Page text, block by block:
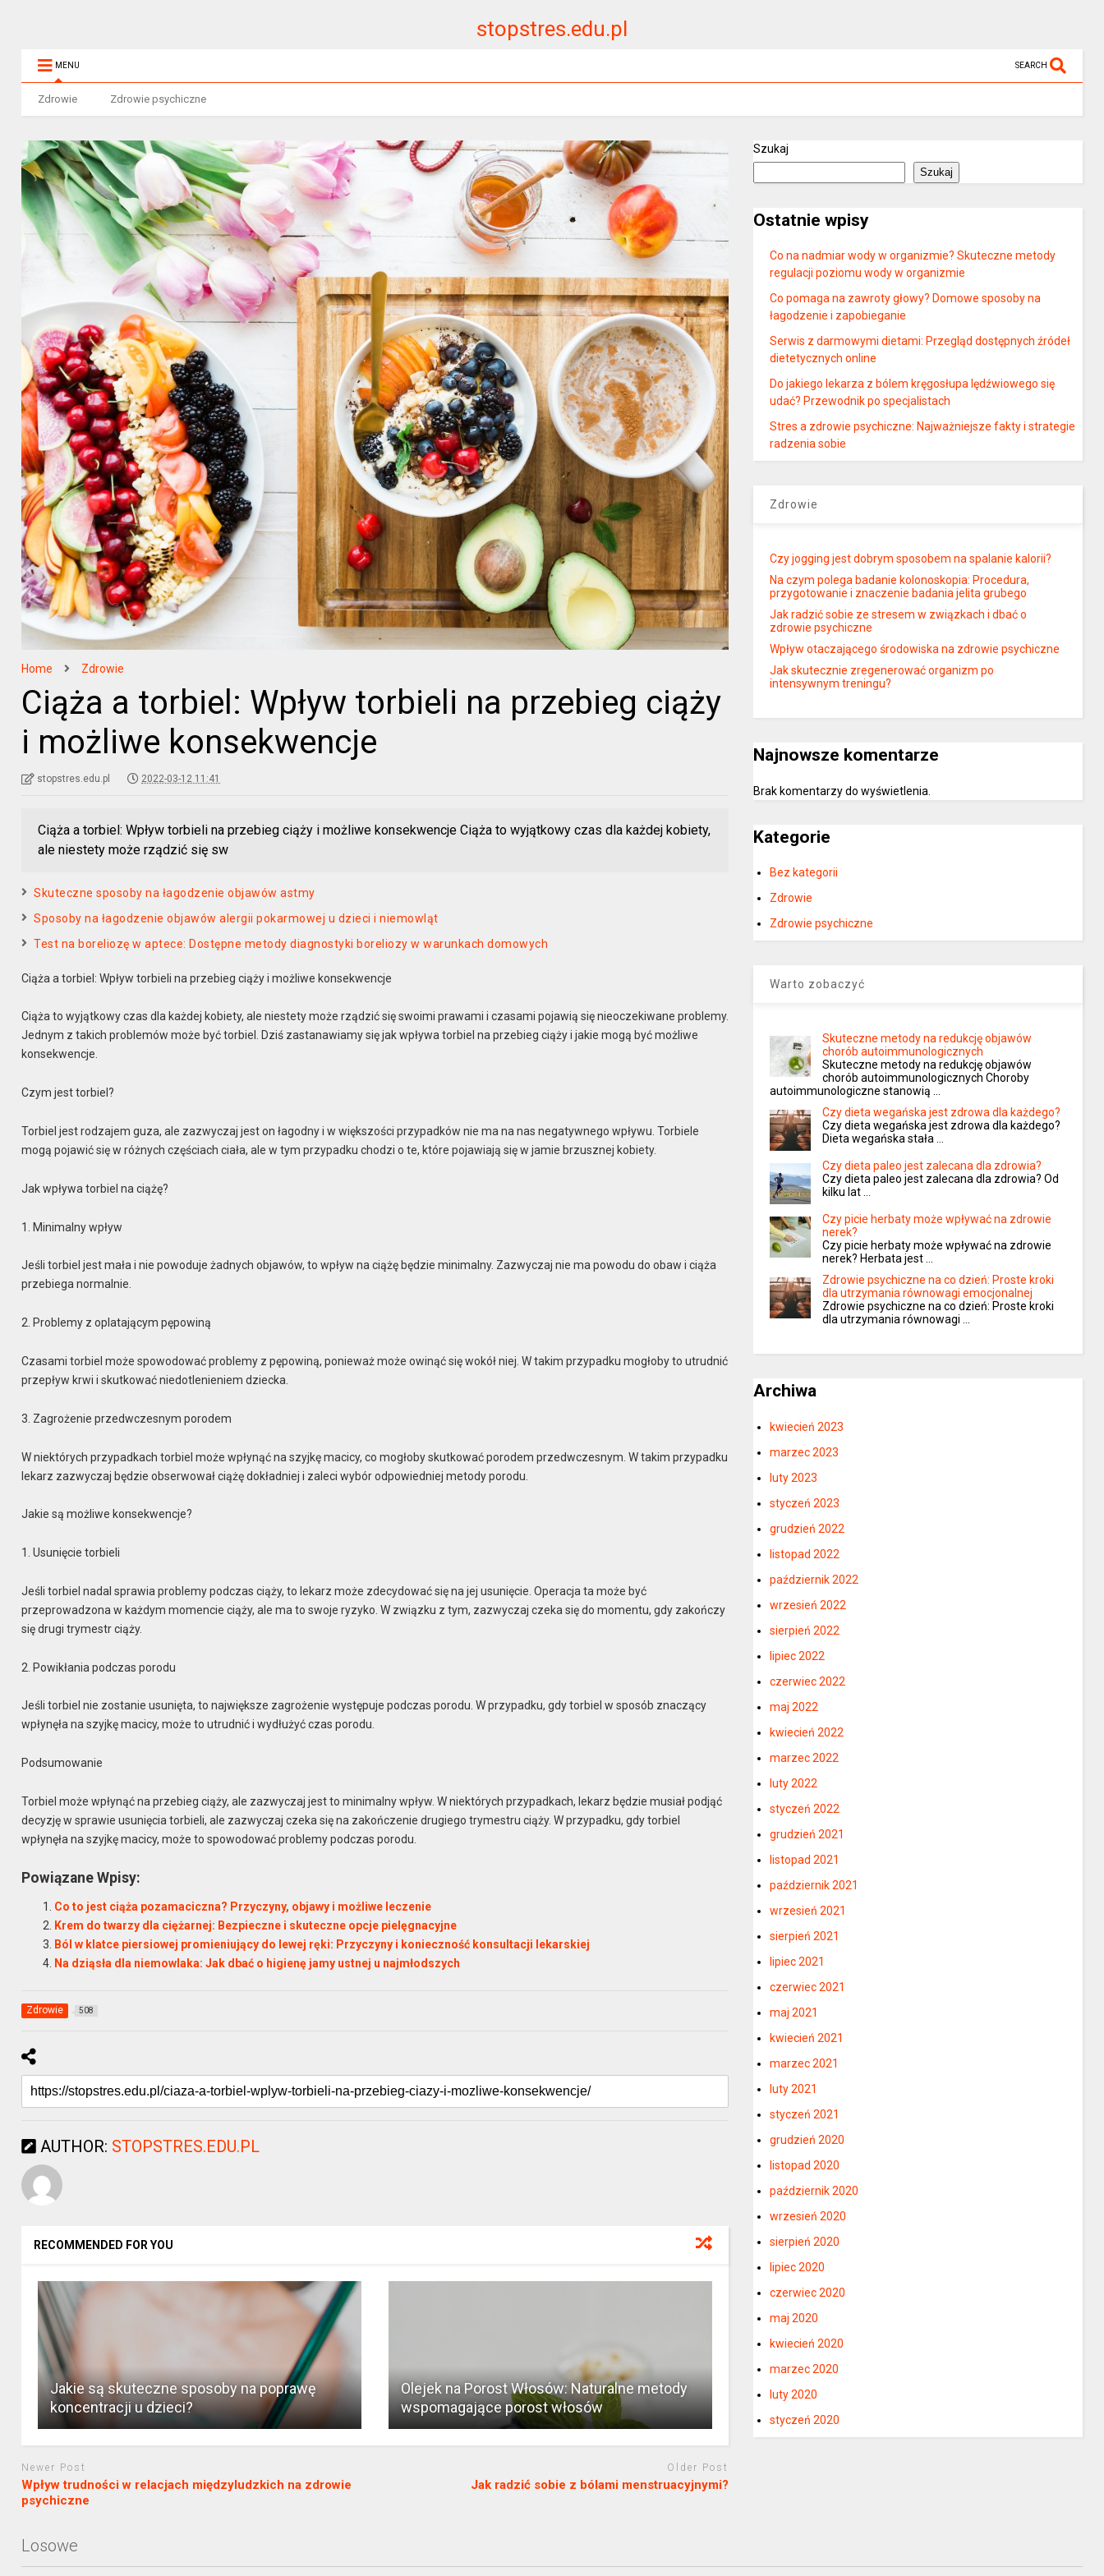
stopstres.edu.pl
MENU SEARCH
Zdrowie Zdrowie psychiczne
Home Zdrowie
Ciąża a torbiel: Wpływ torbieli na przebieg ciąży
i możliwe konsekwencje
stopstres.edu.pl 2022-03-12 11:41
Ciąża a torbiel: Wpływ torbieli na przebieg ciąży i możliwe konsekwencje Ciąża to wyjątkowy czas dla każdej kobiety,
ale niestety może rządzić się sw
Skuteczne sposoby na łagodzenie objawów astmy
Sposoby na łagodzenie objawów alergii pokarmowej u dzieci i niemowląt
Test na boreliozę w aptece: Dostępne metody diagnostyki boreliozy w warunkach domowych
Ciąża a torbiel: Wpływ torbieli na przebieg ciąży i możliwe konsekwencje
Ciąża to wyjątkowy czas dla każdej kobiety, ale niestety może rządzić się swoimi prawami i czasami pojawią się nieoczekiwane problemy.
Jednym z takich problemów może być torbiel. Dziś zastanawiamy się jak wpływa torbiel na przebieg ciąży i jakie mogą być możliwe
konsekwencje.
Czym jest torbiel?
Torbiel jest rodzajem guza, ale zazwyczaj jest on łagodny i w większości przypadków nie ma na nas negatywnego wpływu. Torbiele
mogą pojawić się w różnych częściach ciała, ale w tym przypadku chodzi o te, które pojawiają się w jamie brzusznej kobiety.
Jak wpływa torbiel na ciążę?
1. Minimalny wpływ
Jeśli torbiel jest mała i nie powoduje żadnych objawów, to wpływ na ciążę będzie minimalny. Zazwyczaj nie ma powodu do obaw i ciąża
przebiega normalnie.
2. Problemy z oplatającym pępowiną
Czasami torbiel może spowodować problemy z pępowiną, ponieważ może owinąć się wokół niej. W takim przypadku mogłoby to utrudnić
przepływ krwi i skutkować niedotlenieniem dziecka.
3. Zagrożenie przedwczesnym porodem
W niektórych przypadkach torbiel może wpłynąć na szyjkę macicy, co mogłoby skutkować porodem przedwczesnym. W takim przypadku
lekarz zazwyczaj będzie obserwował ciążę dokładniej i zaleci wybór odpowiedniej metody porodu.
Jakie są możliwe konsekwencje?
1. Usunięcie torbieli
Jeśli torbiel nadal sprawia problemy podczas ciąży, to lekarz może zdecydować się na jej usunięcie. Operacja ta może być
przeprowadzona w każdym momencie ciąży, ale ma to swoje ryzyko. W związku z tym, zazwyczaj czeka się do momentu, gdy zakończy
się drugi trymestr ciąży.
2. Powikłania podczas porodu
Jeśli torbiel nie zostanie usunięta, to największe zagrożenie występuje podczas porodu. W przypadku, gdy torbiel w sposób znaczący
wpłynęła na szyjkę macicy, może to utrudnić i wydłużyć czas porodu.
Podsumowanie
Torbiel może wpłynąć na przebieg ciąży, ale zazwyczaj jest to minimalny wpływ. W niektórych przypadkach, lekarz będzie musiał podjąć
decyzję w sprawie usunięcia torbieli, ale zazwyczaj czeka się na zakończenie drugiego trymestru ciąży. W przypadku, gdy torbiel
wpłynęła na szyjkę macicy, może to spowodować problemy podczas porodu.
Powiązane Wpisy:
Co to jest ciąża pozamaciczna? Przyczyny, objawy i możliwe leczenie
Krem do twarzy dla ciężarnej: Bezpieczne i skuteczne opcje pielęgnacyjne
Ból w klatce piersiowej promieniujący do lewej ręki: Przyczyny i konieczność konsultacji lekarskiej
Na dziąsła dla niemowlaka: Jak dbać o higienę jamy ustnej u najmłodszych
Zdrowie 508
AUTHOR: STOPSTRES.EDU.PL
RECOMMENDED FOR YOU
Jakie są skuteczne sposoby na poprawę
koncentracji u dzieci?
Olejek na Porost Włosów: Naturalne metody
wspomagające porost włosów
Newer Post
Wpływ trudności w relacjach międzyludzkich na zdrowie
psychiczne
Older Post
Jak radzić sobie z bólami menstruacyjnymi?
Szukaj
Szukaj
Ostatnie wpisy
Co na nadmiar wody w organizmie? Skuteczne metody
regulacji poziomu wody w organizmie
Co pomaga na zawroty głowy? Domowe sposoby na
łagodzenie i zapobieganie
Serwis z darmowymi dietami: Przegląd dostępnych źródeł
dietetycznych online
Do jakiego lekarza z bólem kręgosłupa lędźwiowego się
udać? Przewodnik po specjalistach
Stres a zdrowie psychiczne: Najważniejsze fakty i strategie
radzenia sobie
Zdrowie
Czy jogging jest dobrym sposobem na spalanie kalorii?
Na czym polega badanie kolonoskopia: Procedura,
przygotowanie i znaczenie badania jelita grubego
Jak radzić sobie ze stresem w związkach i dbać o
zdrowie psychiczne
Wpływ otaczającego środowiska na zdrowie psychiczne
Jak skutecznie zregenerować organizm po
intensywnym treningu?
Najnowsze komentarze
Brak komentarzy do wyświetlenia.
Kategorie
Bez kategorii
Zdrowie
Zdrowie psychiczne
Warto zobaczyć
Skuteczne metody na redukcję objawów
chorób autoimmunologicznych
Skuteczne metody na redukcję objawów
chorób autoimmunologicznych Choroby
autoimmunologiczne stanowią …
Czy dieta wegańska jest zdrowa dla każdego?
Czy dieta wegańska jest zdrowa dla każdego?
Dieta wegańska stała …
Czy dieta paleo jest zalecana dla zdrowia?
Czy dieta paleo jest zalecana dla zdrowia? Od
kilku lat …
Czy picie herbaty może wpływać na zdrowie
nerek?
Czy picie herbaty może wpływać na zdrowie
nerek? Herbata jest …
Zdrowie psychiczne na co dzień: Proste kroki
dla utrzymania równowagi emocjonalnej
Zdrowie psychiczne na co dzień: Proste kroki
dla utrzymania równowagi …
Archiwa
kwiecień 2023
marzec 2023
luty 2023
styczeń 2023
grudzień 2022
listopad 2022
październik 2022
wrzesień 2022
sierpień 2022
lipiec 2022
czerwiec 2022
maj 2022
kwiecień 2022
marzec 2022
luty 2022
styczeń 2022
grudzień 2021
listopad 2021
październik 2021
wrzesień 2021
sierpień 2021
lipiec 2021
czerwiec 2021
maj 2021
kwiecień 2021
marzec 2021
luty 2021
styczeń 2021
grudzień 2020
listopad 2020
październik 2020
wrzesień 2020
sierpień 2020
lipiec 2020
czerwiec 2020
maj 2020
kwiecień 2020
marzec 2020
luty 2020
styczeń 2020
Losowe